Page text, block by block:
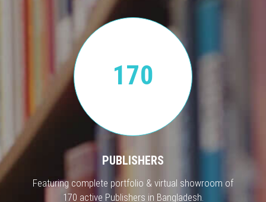
170
PUBLISHERS
Featuring complete portfolio & virtual showroom of
170 active Publishers in Bangladesh.